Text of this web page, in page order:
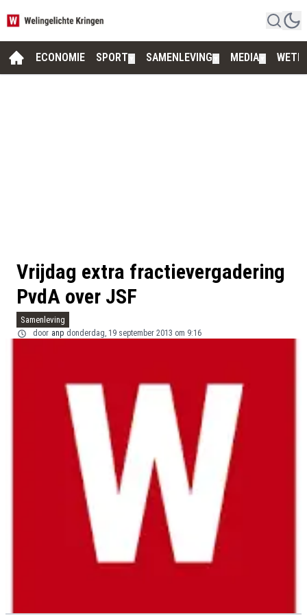
ECONOMIE SPORT SAMENLEVING MEDIA
Vrijdag extra fractievergadering
PvdA over JSF
Samenleving
door anp donderdag, 19 september 2013 om 9:16